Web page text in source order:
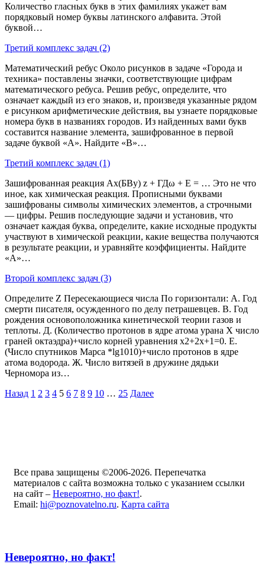
Количество гласных букв в этих фамилиях укажет вам
порядковый номер буквы латинского алфавита. Этой
буквой…
Третий комплекс задач (2)
Математический ребус Около рисунков в задаче «Города и
техника» поставлены значки, соответствующие цифрам
математического ребуса. Решив ребус, определите, что
означает каждый из его знаков, и, произведя указанные рядом
е рисунком арифметические действия, вы узнаете порядковые
номера букв в названиях городов. Из найденных вами букв
составится название элемента, зашифрованное в первой
задаче буквой «А». Найдите «В»…
Третий комплекс задач (1)
Зашифрованная реакция Ах(БВу) z + ГДω + Е = … Это не что
иное, как химическая реакция. Прописными буквами
зашифрованы символы химических элементов, а строчными
— цифры. Решив последующие задачи и установив, что
означает каждая буква, определите, какие исходные продукты
участвуют в химической реакции, какие вещества получаются
в результате реакции, и уравняйте коэффициенты. Найдите
«А»…
Второй комплекс задач (3)
Определите Z Пересекающиеся числа По горизонтали: А. Год
смерти писателя, осужденного по делу петрашевцев. В. Год
рождения основоположника кинетической теории газов и
теплоты. Д. (Количество протонов в ядре атома урана X число
граней октаэдра)+число корней уравнения x2+2x+1=0. E.
(Число спутников Марса *lg1010)+число протонов в ядре
атома водорода. Ж. Число витязей в дружине дядьки
Черномора из…
Назад 1 2 3 4 5 6 7 8 9 10 … 25 Далее
Все права защищены ©2006-2026. Перепечатка
материалов с сайта возможна только с указанием ссылки
на сайт – Невероятно, но факт!.
Email: hi@poznovatelno.ru. Карта сайта
Невероятно, но факт!